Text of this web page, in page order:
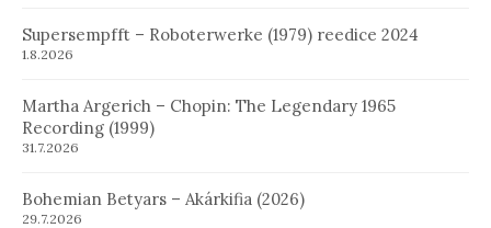
Supersempfft – Roboterwerke (1979) reedice 2024
1.8.2026
Martha Argerich – Chopin: The Legendary 1965
Recording (1999)
31.7.2026
Bohemian Betyars – Akárkifia (2026)
29.7.2026